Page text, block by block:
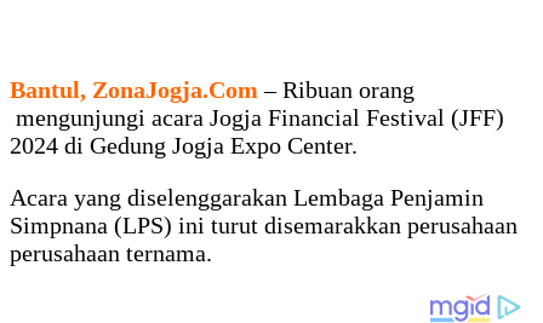
Bantul, ZonaJogja.Com – Ribuan orang
mengunjungi acara Jogja Financial Festival (JFF)
2024 di Gedung Jogja Expo Center.
Acara yang diselenggarakan Lembaga Penjamin
Simpnana (LPS) ini turut disemarakkan perusahaan
perusahaan ternama.